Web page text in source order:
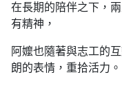
在長期的陪伴之下，
有精神，
阿嬤也隨著與志工的
朗的表情，重拾活力。